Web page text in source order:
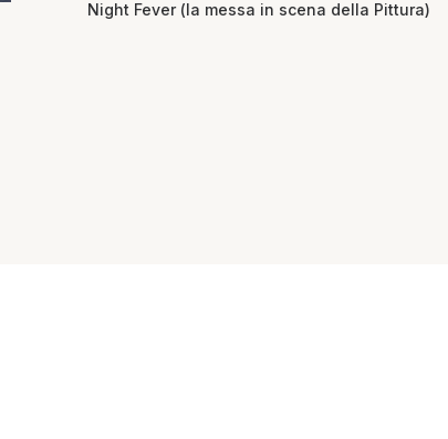
Night Fever (la messa in scena della Pittura)